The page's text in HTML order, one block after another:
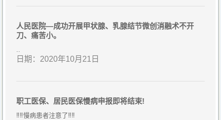
人民医院—成功开展甲状腺、乳腺结节微创消融术不开
刀、痛苦小。
日期：2020年10月21日
职工医保、居民医保慢病申报即将结束!
‼️‼️慢病患者注意了‼️‼️